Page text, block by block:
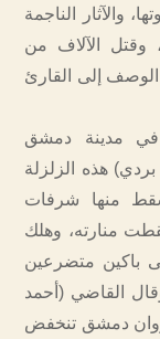
والآثار الناجمة
وقتل الآلاف من
إلى القارئ
في مدينة دمشق
تغري بردي) هذه الزلزلة
منها شرفات
منارته، وهلك
باكين متضرعين
القاضي (أحمد
دمشق تنخفض